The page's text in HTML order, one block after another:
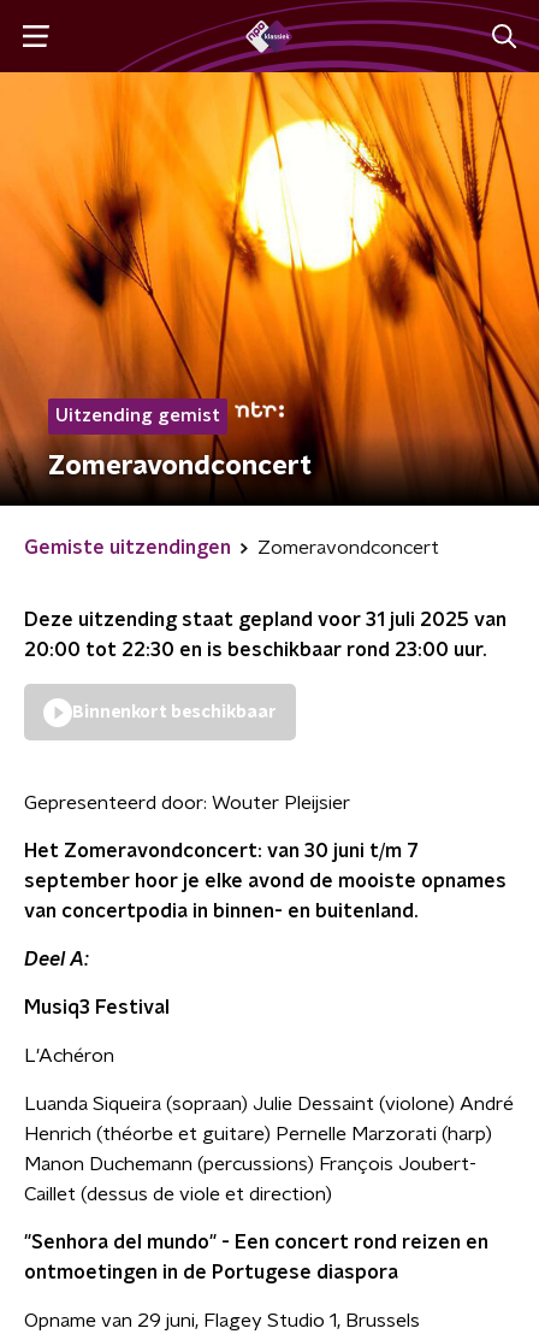
Uitzending gemist
Zomeravondconcert
Gemiste uitzendingen Zomeravondconcert
Deze uitzending staat gepland voor 31 juli 2025 van
20:00 tot 22:30 en is beschikbaar rond 23:00 uur.
Binnenkort beschikbaar
Gepresenteerd door: Wouter Pleijsier
Het Zomeravondconcert: van 30 juni t/m 7
september hoor je elke avond de mooiste opnames
van concertpodia in binnen- en buitenland.
Deel A:
Musiq3 Festival
L'Achéron
Luanda Siqueira (sopraan) Julie Dessaint (violone) André
Henrich (théorbe et guitare) Pernelle Marzorati (harp)
Manon Duchemann (percussions) François Joubert-
Caillet (dessus de viole et direction)
"Senhora del mundo" - Een concert rond reizen en
ontmoetingen in de Portugese diaspora
Opname van 29 juni, Flagey Studio 1, Brussels